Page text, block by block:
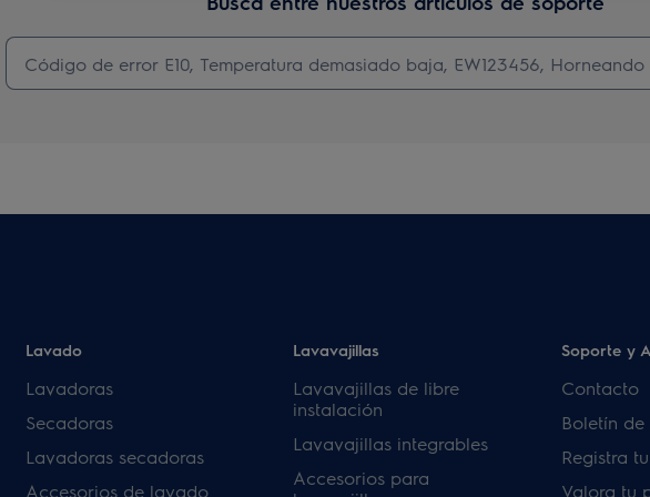
Lavado
Lavadoras
Secadoras
Lavadoras secadoras
Accesorios de lavado
Lavavajillas
Lavavajillas de libre
instalación
Lavavajillas integrables
Accesorios para
Soporte y
Contacto
Boletín
Registra
Valora tu